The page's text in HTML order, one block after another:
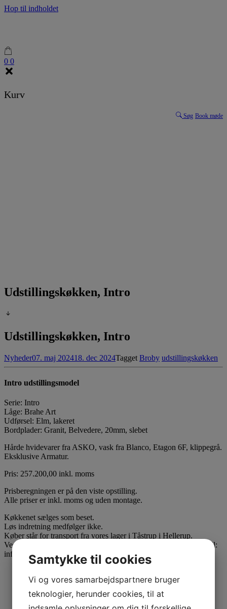
Hop til indholdet
0 0
Kurv
Søg Book møde
Udstillingskøkken, Intro
Udstillingskøkken, Intro
Nyheder07. maj 202418. dec 2024Tagget Broby udstillingskøkken
Intro udstillingsmodel
Serie: Intro
Låge: Brahe Art
Udførsel: Elm, lakeret
Bordplader: Granit, Belvedere, 20mm, slebet
Hårde hvidevarer fra ASKO, vask fra Blanco, Etagon 6F, klippegrå.
Eksklusive Armatur.
Pris: 257.200,00 inkl. moms
Prisberegningen er på den viste opstilling.
Alle priser er inkl. moms og uden montage.
Køkkenet sælges som beset.
Løs indretning medfølger ikke.
Køber står for transport fra vores lager i Tåstrup i Hellerup.
Ved interesse venligst kontakt os på telefon: 33 32 22 88 eller mail:
info@kvanumkokken.dk
Samtykke til cookies
Vi og vores samarbejdspartnere bruger
teknologier, herunder cookies, til at